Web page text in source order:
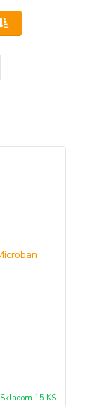
Skladom 15 KS